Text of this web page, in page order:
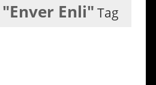
"Enver Enli" Tag